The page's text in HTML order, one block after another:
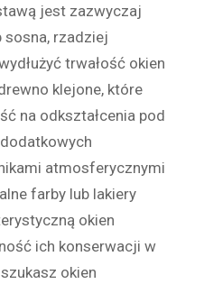
jest zazwyczaj
sosna, rzadziej
trwałość okien
klejone, które
na odkształcenia pod
atmosferycznymi
farby lub lakiery
okien
ich konserwacji w
okien